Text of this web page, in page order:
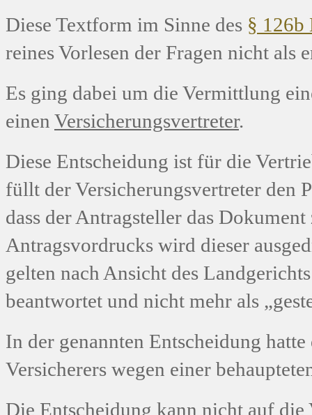
Diese Textform im Sinne des § 126b
reines Vorlesen der Fragen nicht als
Es ging dabei um die Vermittlung
einen Versicherungsvertreter.
Diese Entscheidung ist für die
füllt der Versicherungsvertreter den
dass der Antragsteller das
Antragsvordrucks wird dieser
gelten nach Ansicht des
beantwortet und nicht mehr als
In der genannten Entscheidung
Versicherers wegen einer
Die Entscheidung kann nicht auf